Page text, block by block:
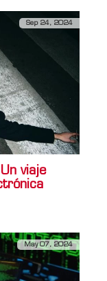
Sep 24, 2024
viaje
May 07, 2024